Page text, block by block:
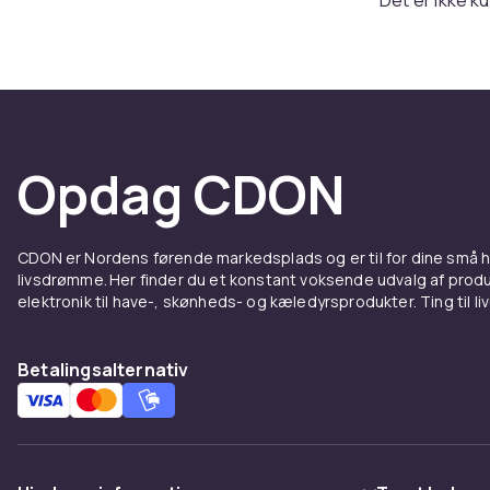
på, om den
Opdag CDON
CDON er Nordens førende markedsplads og er til for dine små
livsdrømme. Her finder du et konstant voksende udvalg af
elektronik til have-, skønheds- og kæledyrsprodukter. Ting til
Betalingsalternativ